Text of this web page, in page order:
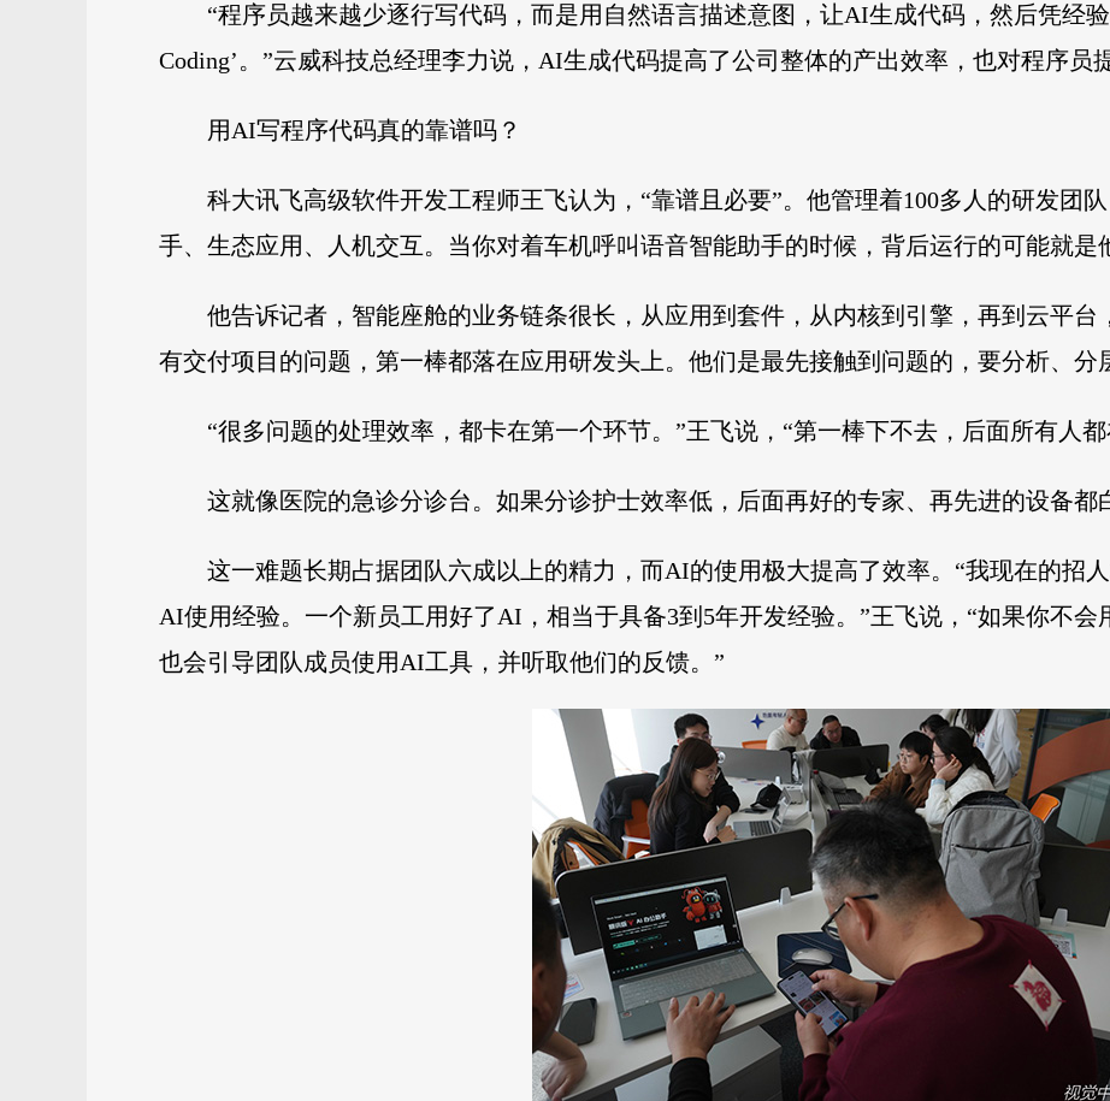
“程序员越来越少逐行写代码，而是用自然语言描述意图，让AI生成代码，然后凭经
Coding’。”云威科技总经理李力说，AI生成代码提高了公司整体的产出效率，也对程序员
用AI写程序代码真的靠谱吗？
科大讯飞高级软件开发工程师王飞认为，“靠谱且必要”。他管理着100多人的研发团
手、生态应用、人机交互。当你对着车机呼叫语音智能助手的时候，背后运行的可能就是
他告诉记者，智能座舱的业务链条很长，从应用到套件，从内核到引擎，再到云平
有交付项目的问题，第一棒都落在应用研发头上。他们是最先接触到问题的，要分析、分
“很多问题的处理效率，都卡在第一个环节。”王飞说，“第一棒下不去，后面所有人都
这就像医院的急诊分诊台。如果分诊护士效率低，后面再好的专家、再先进的设备都
这一难题长期占据团队六成以上的精力，而AI的使用极大提高了效率。“我现在的招
AI使用经验。一个新员工用好了AI，相当于具备3到5年开发经验。”王飞说，“如果你不
也会引导团队成员使用AI工具，并听取他们的反馈。”